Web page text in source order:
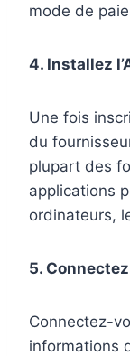
mode de
4. Installez
Une fois
du
plupart des
applications
ordinateurs,
5.
Connectez-
informations